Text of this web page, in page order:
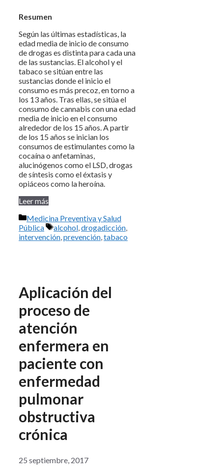
Resumen
Según las últimas estadísticas, la
edad media de inicio de consumo
de drogas es distinta para cada una
de las sustancias. El alcohol y el
tabaco se sitúan entre las
sustancias donde el inicio el
consumo es más precoz, en torno a
los 13 años. Tras ellas, se sitúa el
consumo de cannabis con una edad
media de inicio en el consumo
alrededor de los 15 años. A partir
de los 15 años se inician los
consumos de estimulantes como la
cocaína o anfetaminas,
alucinógenos como el LSD, drogas
de síntesis como el éxtasis y
opiáceos como la heroína.
Leer más
Categorías
Medicina Preventiva y Salud
Pública
Etiquetas
alcohol,drogadicción,
intervención,prevención,tabaco
Aplicación del
proceso de
atención
enfermera en
paciente con
enfermedad
pulmonar
obstructiva
crónica
25 septiembre, 2017